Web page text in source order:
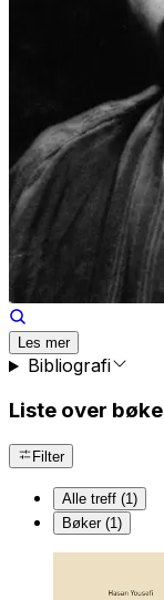
Les mer
Bibliografi
Liste over
Filter
Alle treff (1)
Bøker (1)